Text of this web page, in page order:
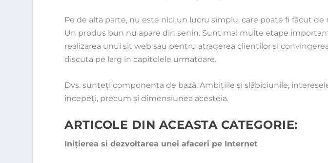
Pe de alta parte, nu este nici un lucru simplu, care poate fi făcut de
Un produs bun nu apare din senin. Sunt mai multe etape
realizarea unui sit web sau pentru atragerea clienţilor si
discuta pe larg in capitolele urmatoare.
Dvs. sunteţi componenta de bază. Ambiţiile şi slăbiciunile,
începeţi, precum şi dimensiunea acesteia.
ARTICOLE DIN ACEASTA CATEGORIE:
Iniţierea si dezvoltarea unei afaceri pe Internet